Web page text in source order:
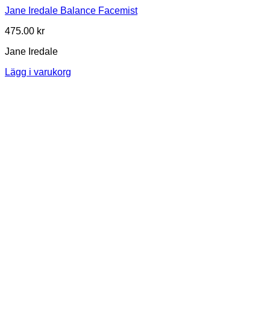
Jane Iredale Balance Facemist
475.00 kr
Jane Iredale
Lägg i varukorg